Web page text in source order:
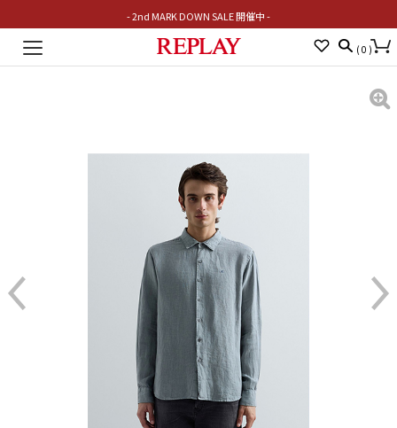
- 2nd MARK DOWN SALE 開催中 -
Toggle
( 0 )